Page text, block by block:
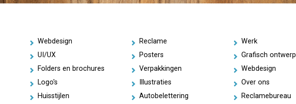
Webdesign
UI/UX
Folders en brochures
Logo's
Huisstijlen
Reclame
Posters
Verpakkingen
Illustraties
Autobelettering
Werk
Grafisch ontwerp
Webdesign
Over ons
Reclamebureau